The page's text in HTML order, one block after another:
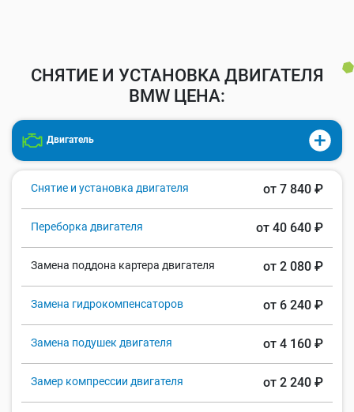
СНЯТИЕ И УСТАНОВКА ДВИГАТЕЛЯ
BMW ЦЕНА:
Двигатель
Снятие и установка двигателя от 7 840 ₽
Переборка двигателя от 40 640 ₽
Замена поддона картера двигателя от 2 080 ₽
Замена гидрокомпенсаторов от 6 240 ₽
Замена подушек двигателя от 4 160 ₽
Замер компрессии двигателя от 2 240 ₽